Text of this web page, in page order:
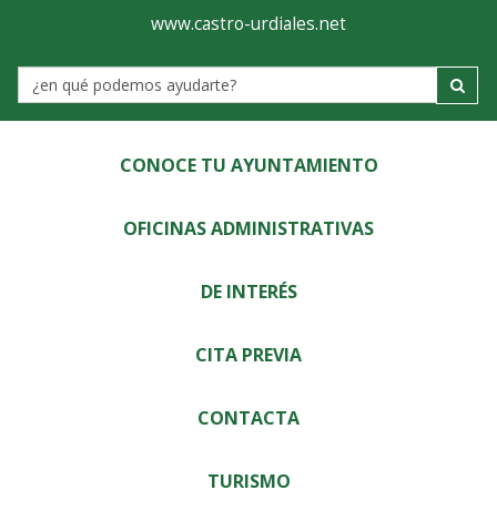
Ayuntamiento
de
Castro-
Urdiales
www.castro-urdiales.net
Label
CONOCE TU AYUNTAMIENTO
OFICINAS ADMINISTRATIVAS
DE INTERÉS
CITA PREVIA
CONTACTA
TURISMO